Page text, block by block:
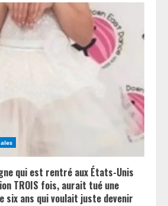
qui est rentré aux États-Unis
TROIS fois, aurait tué une
six ans qui voulait juste devenir